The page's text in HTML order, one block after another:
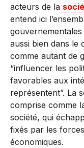
acteurs de la
entend ici
aussi bien dans le
comme autant de
“influencer les
favorables aux
représentent”. La
comprise comme
société, qui
fixés par les
économiques.